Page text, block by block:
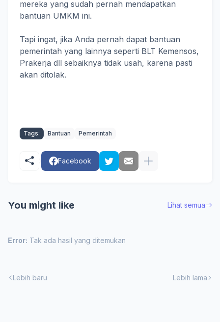
mereka yang sudah pernah mendapatkan
bantuan UMKM ini.
Tapi ingat, jika Anda pernah dapat bantuan
pemerintah yang lainnya seperti BLT Kemensos,
Prakerja dll sebaiknya tidak usah, karena pasti
akan ditolak.
Tags: Bantuan Pemerintah
Facebook
You might like Lihat semua
Error: Tak ada hasil yang ditemukan
Lebih baru Lebih lama